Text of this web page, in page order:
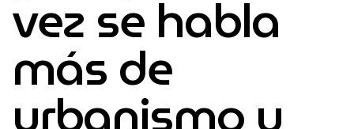
vez se habla
más de